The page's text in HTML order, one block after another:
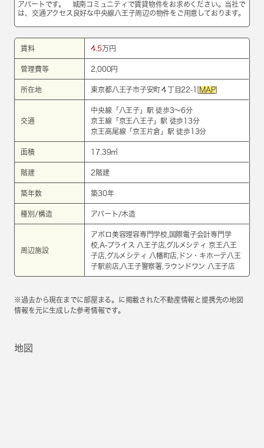
アパートです。 城南コミュニティで賃貸物件をお求めください。当社で
は、交通アクセス良好な中央線八王子周辺の物件をご用意しております。
賃料 4.5万円
管理費等 2,000円
所在地 東京都八王子市子安町４丁目22-1[MAP]
交通
中央線 「 八王子」駅 徒歩3～6分
京王線 「 京王八王子」駅 徒歩13分
京王高尾線 「京王片倉 」駅 徒歩13分
面積 17.39㎡
階建 2階建
築年数 築30年
種別/構造 アパート/木造
周辺施設
アポロ美容理容専門学校,国際電子会計専門学
校,A-プライス 八王子店,グルメシティ 京王八王
子店,グルメシティ 八幡町店,ドン・キホーテ八王
子駅前店,八王子警察署,ラウンドワン 八王子店
※過去から現在までに部屋まる。に掲載された不動産情報と提携先の地図
情報を元に生成した参考情報です。
地図